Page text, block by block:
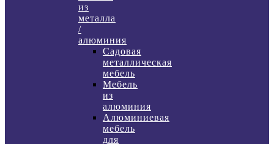
из
металла
/
алюминия
Садовая
металлическая
мебель
Мебель
из
алюминия
Алюминиевая
мебель
для